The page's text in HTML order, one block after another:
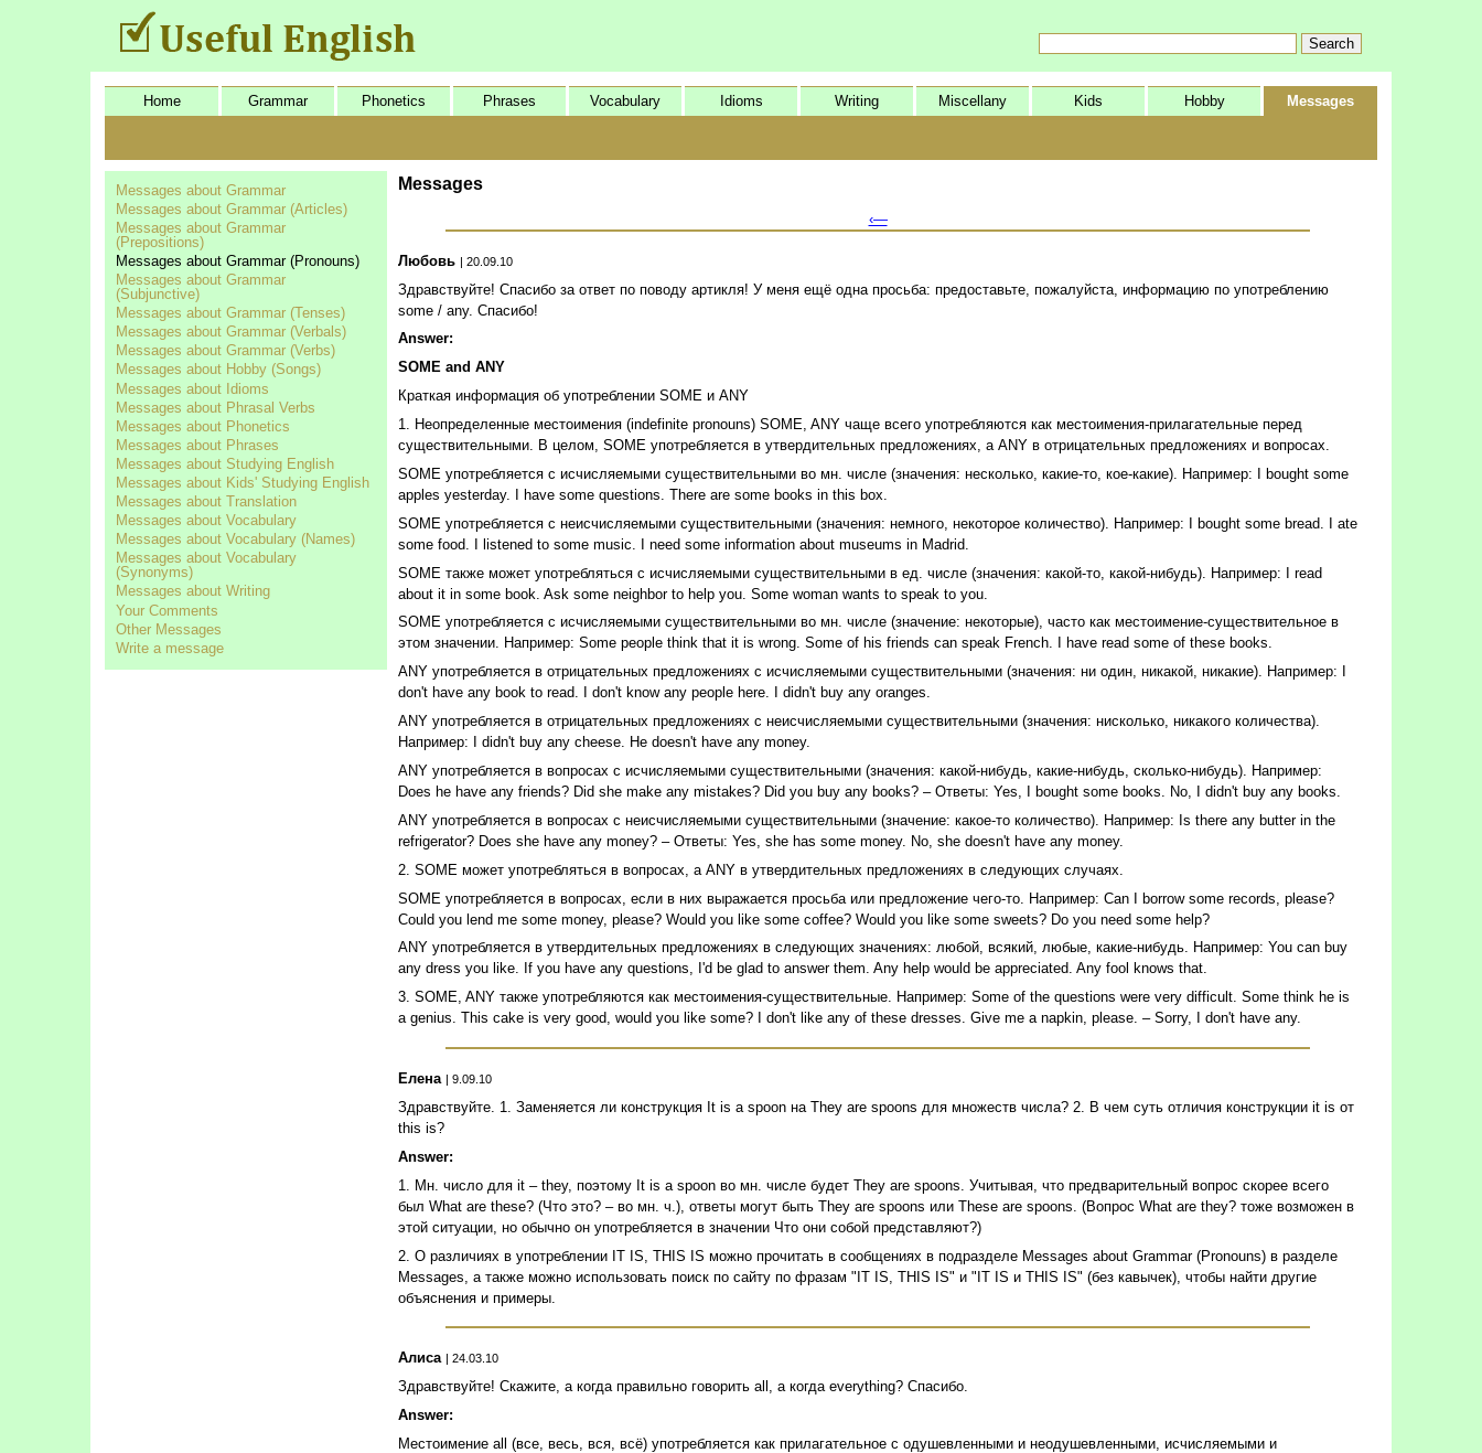
Home Grammar Phonetics Phrases Vocabulary Idioms Writing Miscellany Kids Hobby Messages
Messages about Grammar
Messages about Grammar (Articles)
Messages about Grammar
(Prepositions)
Messages about Grammar (Pronouns)
Messages about Grammar
(Subjunctive)
Messages about Grammar (Tenses)
Messages about Grammar (Verbals)
Messages about Grammar (Verbs)
Messages about Hobby (Songs)
Messages about Idioms
Messages about Phrasal Verbs
Messages about Phonetics
Messages about Phrases
Messages about Studying English
Messages about Kids' Studying English
Messages about Translation
Messages about Vocabulary
Messages about Vocabulary (Names)
Messages about Vocabulary
(Synonyms)
Messages about Writing
Your Comments
Other Messages
Write a message
Messages
‹—
Любовь | 20.09.10
Здравствуйте! Спасибо за ответ по поводу артикля! У меня ещё одна просьба: предоставьте, пожалуйста, информацию по употреблению
some / any. Спасибо!
Answer:
SOME and ANY
Краткая информация об употреблении SOME и ANY
1. Неопределенные местоимения (indefinite pronouns) SOME, ANY чаще всего употребляются как местоимения-прилагательные перед
существительными. В целом, SOME употребляется в утвердительных предложениях, а ANY в отрицательных предложениях и вопросах.
SOME употребляется с исчисляемыми существительными во мн. числе (значения: несколько, какие-то, кое-какие). Например: I bought some
apples yesterday. I have some questions. There are some books in this box.
SOME употребляется с неисчисляемыми существительными (значения: немного, некоторое количество). Например: I bought some bread. I ate
some food. I listened to some music. I need some information about museums in Madrid.
SOME также может употребляться с исчисляемыми существительными в ед. числе (значения: какой-то, какой-нибудь). Например: I read
about it in some book. Ask some neighbor to help you. Some woman wants to speak to you.
SOME употребляется с исчисляемыми существительными во мн. числе (значение: некоторые), часто как местоимение-существительное в
этом значении. Например: Some people think that it is wrong. Some of his friends can speak French. I have read some of these books.
ANY употребляется в отрицательных предложениях с исчисляемыми существительными (значения: ни один, никакой, никакие). Например: I
don't have any book to read. I don't know any people here. I didn't buy any oranges.
ANY употребляется в отрицательных предложениях с неисчисляемыми существительными (значения: нисколько, никакого количества).
Например: I didn't buy any cheese. He doesn't have any money.
ANY употребляется в вопросах с исчисляемыми существительными (значения: какой-нибудь, какие-нибудь, сколько-нибудь). Например:
Does he have any friends? Did she make any mistakes? Did you buy any books? – Ответы: Yes, I bought some books. No, I didn't buy any books.
ANY употребляется в вопросах с неисчисляемыми существительными (значение: какое-то количество). Например: Is there any butter in the
refrigerator? Does she have any money? – Ответы: Yes, she has some money. No, she doesn't have any money.
2. SOME может употребляться в вопросах, а ANY в утвердительных предложениях в следующих случаях.
SOME употребляется в вопросах, если в них выражается просьба или предложение чего-то. Например: Can I borrow some records, please?
Could you lend me some money, please? Would you like some coffee? Would you like some sweets? Do you need some help?
ANY употребляется в утвердительных предложениях в следующих значениях: любой, всякий, любые, какие-нибудь. Например: You can buy
any dress you like. If you have any questions, I'd be glad to answer them. Any help would be appreciated. Any fool knows that.
3. SOME, ANY также употребляются как местоимения-существительные. Например: Some of the questions were very difficult. Some think he is
a genius. This cake is very good, would you like some? I don't like any of these dresses. Give me a napkin, please. – Sorry, I don't have any.
Елена | 9.09.10
Здравствуйте. 1. Заменяется ли конструкция It is a spoon на They are spoons для множеств числа? 2. В чем суть отличия конструкции it is от
this is?
Answer:
1. Мн. число для it – they, поэтому It is a spoon во мн. числе будет They are spoons. Учитывая, что предварительный вопрос скорее всего
был What are these? (Что это? – во мн. ч.), ответы могут быть They are spoons или These are spoons. (Вопрос What are they? тоже возможен в
этой ситуации, но обычно он употребляется в значении Что они собой представляют?)
2. О различиях в употреблении IT IS, THIS IS можно прочитать в сообщениях в подразделе Messages about Grammar (Pronouns) в разделе
Messages, а также можно использовать поиск по сайту по фразам "IT IS, THIS IS" и "IT IS и THIS IS" (без кавычек), чтобы найти другие
объяснения и примеры.
Алиса | 24.03.10
Здравствуйте! Скажите, а когда правильно говорить all, а когда everything? Спасибо.
Answer:
Местоимение all (все, весь, вся, всё) употребляется как прилагательное с одушевленными и неодушевленными, исчисляемыми и